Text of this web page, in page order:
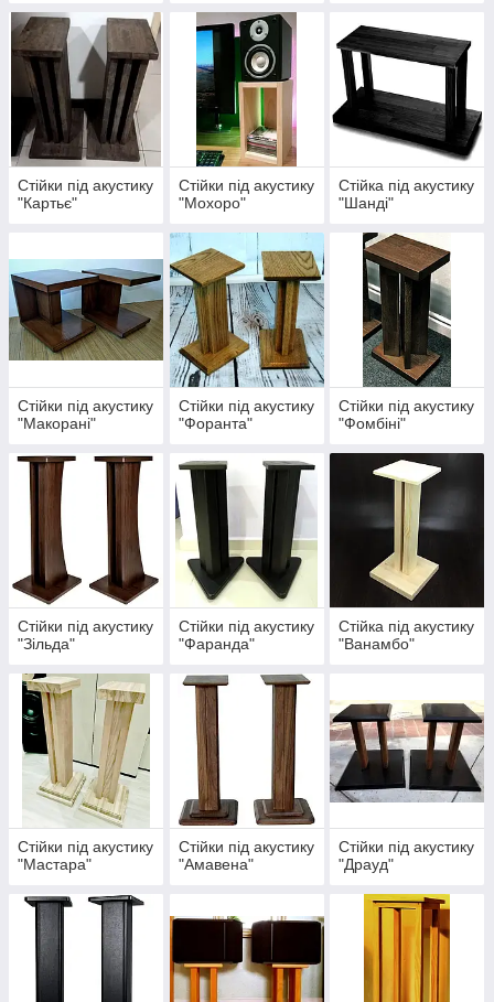
Стійки під акустику
"Картьє"
Стійки під акустику
"Мохоро"
Стійка під акустику
"Шанді"
Стійки під акустику
"Макорані"
Стійки під акустику
"Форанта"
Стійки під акустику
"Фомбіні"
Стійки під акустику
"Зільда"
Стійки під акустику
"Фаранда"
Стійка під акустику
"Ванамбо"
Стійки під акустику
"Мастара"
Стійки під акустику
"Амавена"
Стійки під акустику
"Драуд"